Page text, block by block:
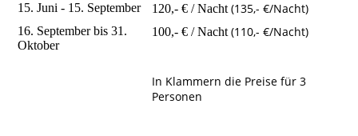
15. Juni - 15. September 120,- € / Nacht(135,- €/Nacht)
16. September bis 31.
Oktober
100,- € / Nacht(110,- €/Nacht)
In Klammern die Preise für 3
Personen